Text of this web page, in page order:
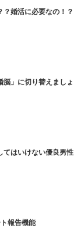
？婚活に必要なの！？
脳」に切り替えましょ
てはいけない優良男性
報告機能